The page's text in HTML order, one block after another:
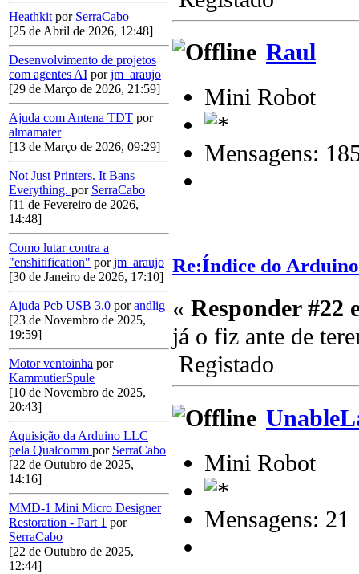
Heathkit por SerraCabo
[25 de Abril de 2026, 12:48]
Desenvolvimento de projetos
com agentes AI porjm_araujo
[29 de Março de 2026, 21:59]
Ajuda com Antena TDT por
almamater
[13 de Março de 2026, 09:29]
Not Just Printers. It Bans
Everything. por SerraCabo
[11 de Fevereiro de 2026,
14:48]
Como lutar contra a
"enshitification" porjm_araujo
[30 de Janeiro de 2026, 17:10]
Ajuda Pcb USB 3.0 porandlig
[23 de Novembro de 2025,
19:59]
Motor ventoinha por
KammutierSpule
[10 de Novembro de 2025,
20:43]
Aquisição da Arduino LLC
pela Qualcomm por SerraCabo
[22 de Outubro de 2025,
14:16]
MMD-1 Mini Micro Designer
Restoration - Part 1 por
SerraCabo
[22 de Outubro de 2025,
12:44]
Raul
Mini Robot
Mensagens:
Re:Índice do Arduino
« Responder #22
já o fiz ante de
Registado
Mini Robot
Mensagens: 21